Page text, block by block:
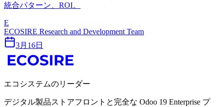
統合パターン、ROI。
E
ECOSIRE Research and Development Team
3月16日
エコシステムのリーダー
デジタル製品ストアフロントと完全な Odoo 19 Enterprise プ